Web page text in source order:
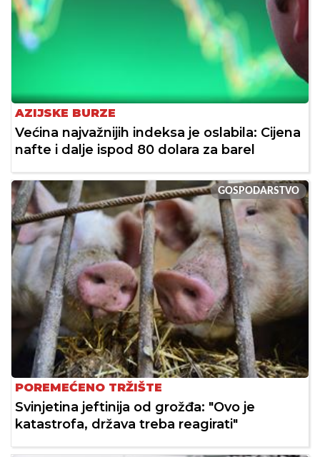
AZIJSKE BURZE
Većina najvažnijih indeksa je oslabila: Cijena
nafte i dalje ispod 80 dolara za barel
GOSPODARSTVO
POREMEĆENO TRŽIŠTE
Svinjetina jeftinija od grožđa: "Ovo je
katastrofa, država treba reagirati"